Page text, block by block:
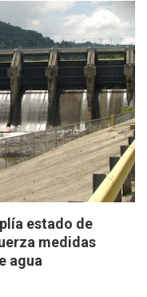
estado de
medidas
agua